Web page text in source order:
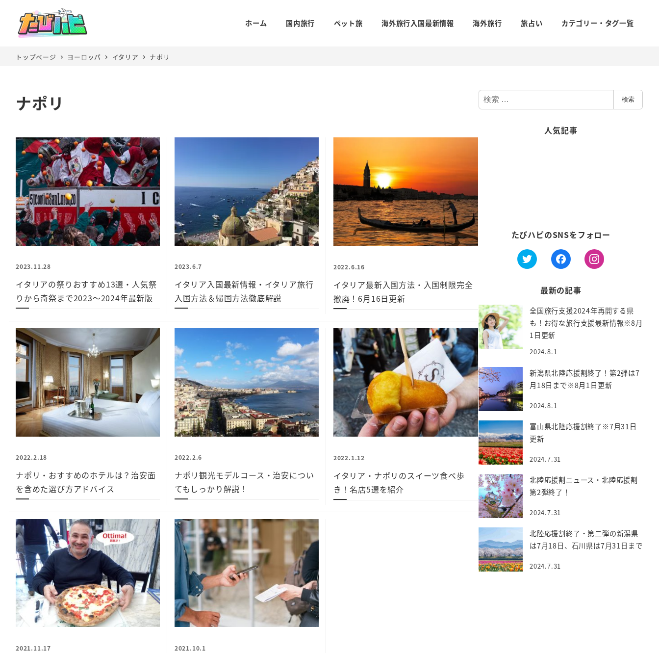
ホーム 国内旅行 ペット旅 海外旅行入国最新情報 海外旅行 旅占い カテゴリー・タグ一覧
トップページ ヨーロッパ イタリア ナポリ
ナポリ
2023.11.28
イタリアの祭りおすすめ13選・人気祭
りから奇祭まで2023～2024年最新版
2023.6.7
イタリア入国最新情報・イタリア旅行
入国方法＆帰国方法徹底解説
2022.6.16
イタリア最新入国方法・入国制限完全
撤廃！6月16日更新
2022.2.18
ナポリ・おすすめのホテルは？治安面
を含めた選び方アドバイス
2022.2.6
ナポリ観光モデルコース・治安につい
てもしっかり解説！
2022.1.12
イタリア・ナポリのスイーツ食べ歩
き！名店5選を紹介
2021.11.17 2021.10.1
検
索
検索
人気記事
たびハピのSNSをフォロー
最新の記事
全国旅行支援2024年再開する県
も！お得な旅行支援最新情報※8月
1日更新
2024.8.1
新潟県北陸応援割終了！第2弾は7
月18日まで※8月1日更新
2024.8.1
富山県北陸応援割終了※7月31日
更新
2024.7.31
北陸応援割ニュース・北陸応援割
第2弾終了！
2024.7.31
北陸応援割終了・第二弾の新潟県
は7月18日、石川県は7月31日まで
2024.7.31